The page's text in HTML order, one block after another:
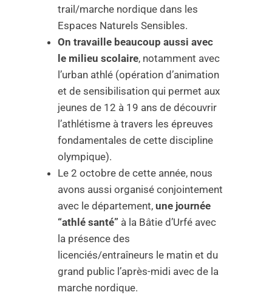
trail/marche nordique dans les
Espaces Naturels Sensibles.
On travaille beaucoup aussi avec
le milieu scolaire, notamment avec
l’urban athlé (opération d’animation
et de sensibilisation qui permet aux
jeunes de 12 à 19 ans de découvrir
l’athlétisme à travers les épreuves
fondamentales de cette discipline
olympique).
Le 2 octobre de cette année, nous
avons aussi organisé conjointement
avec le département,une journée
“athlé santé” à la Bâtie d’Urfé avec
la présence des
licenciés/entraîneurs le matin et du
grand public l’après-midi avec de la
marche nordique.